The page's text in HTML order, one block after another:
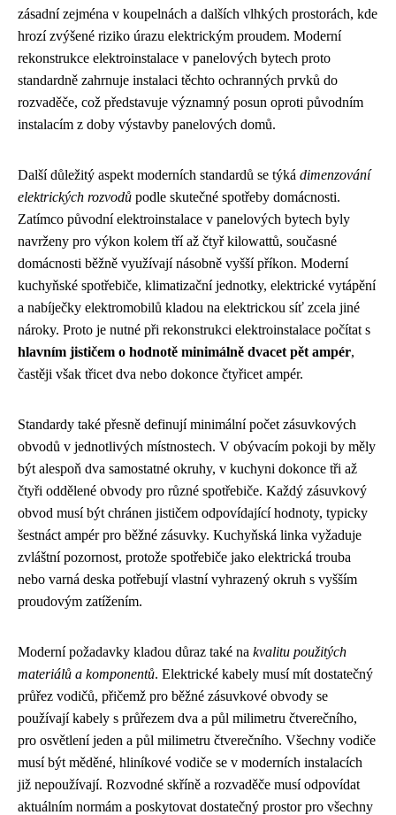
zásadní zejména v koupelnách a dalších vlhkých prostorách, kde
hrozí zvýšené riziko úrazu elektrickým proudem. Moderní
rekonstrukce elektroinstalace v panelových bytech proto
standardně zahrnuje instalaci těchto ochranných prvků do
rozvaděče, což představuje významný posun oproti původním
instalacím z doby výstavby panelových domů.
Další důležitý aspekt moderních standardů se týká dimenzování
elektrických rozvodů podle skutečné spotřeby domácnosti.
Zatímco původní elektroinstalace v panelových bytech byly
navrženy pro výkon kolem tří až čtyř kilowattů, současné
domácnosti běžně využívají násobně vyšší příkon. Moderní
kuchyňské spotřebiče, klimatizační jednotky, elektrické vytápění
a nabíječky elektromobilů kladou na elektrickou síť zcela jiné
nároky. Proto je nutné při rekonstrukci elektroinstalace počítat s
hlavním jističem o hodnotě minimálně dvacet pět ampér,
častěji však třicet dva nebo dokonce čtyřicet ampér.
Standardy také přesně definují minimální počet zásuvkových
obvodů v jednotlivých místnostech. V obývacím pokoji by měly
být alespoň dva samostatné okruhy, v kuchyni dokonce tři až
čtyři oddělené obvody pro různé spotřebiče. Každý zásuvkový
obvod musí být chránen jističem odpovídající hodnoty, typicky
šestnáct ampér pro běžné zásuvky. Kuchyňská linka vyžaduje
zvláštní pozornost, protože spotřebiče jako elektrická trouba
nebo varná deska potřebují vlastní vyhrazený okruh s vyšším
proudovým zatížením.
Moderní požadavky kladou důraz také na kvalitu použitých
materiálů a komponentů. Elektrické kabely musí mít dostatečný
průřez vodičů, přičemž pro běžné zásuvkové obvody se
používají kabely s průřezem dva a půl milimetru čtverečního,
pro osvětlení jeden a půl milimetru čtverečního. Všechny vodiče
musí být měděné, hliníkové vodiče se v moderních instalacích
již nepoužívají. Rozvodné skříně a rozvaděče musí odpovídat
aktuálním normám a poskytovat dostatečný prostor pro všechny